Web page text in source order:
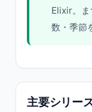
Elixir。ま
数・季節
主要シリー